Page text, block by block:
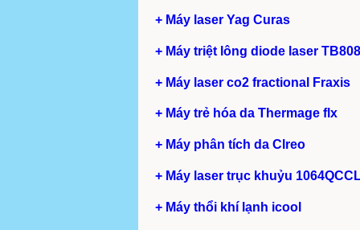
+ Máy laser Yag Curas
+ Máy triệt lông diode laser TB808
+ Máy laser co2 fractional Fraxis
+ Máy trẻ hóa da Thermage flx
+ Máy phân tích da Clreo
+ Máy laser trục khuỷu
+ Máy thổi khí lạnh icool